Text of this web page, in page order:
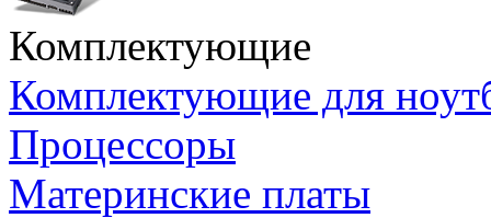
Комплектующие
Комплектующие для
Процессоры
Материнские платы